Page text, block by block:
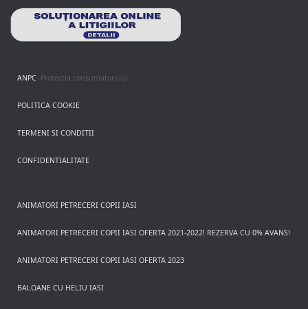
ANPC- Protectia consumatorului
POLITICA COOKIE
TERMENI SI CONDITII
CONFIDENTIALITATE
ANIMATORI PETRECERI COPII IASI
ANIMATORI PETRECERI COPII IASI OFERTA 2021-2022! REZERVA CU 0% AVANS!
ANIMATORI PETRECERI COPII IASI OFERTA 2023
BALOANE CU HELIU IASI